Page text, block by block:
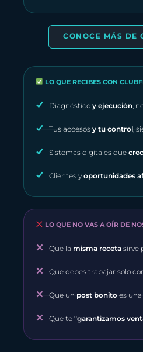
CONOCE MÁS DE
LO QUE RECIBES CON
Diagnóstico y ejecución,
Tus accesos y tu control,
Sistemas digitales que
Clientes y oportunidades
LO QUE NO VAS A OÍR DE
Que la misma recetasirve
Que debes trabajar solo
Que un post bonitoes una
Que te "garantizamos